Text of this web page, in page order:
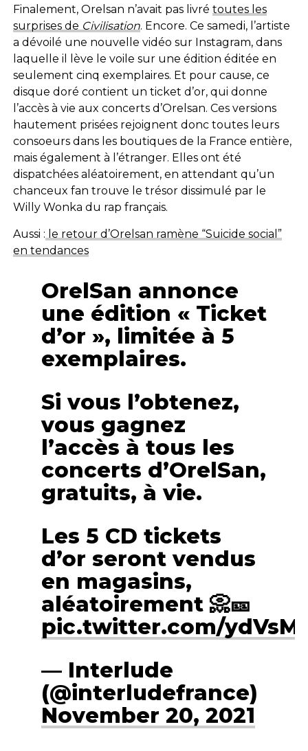
Finalement, Orelsan n’avait pas livré toutes les
surprises de Civilisation. Encore. Ce samedi, l’artiste
a dévoilé une nouvelle vidéo sur Instagram, dans
laquelle il lève le voile sur une édition éditée en
seulement cinq exemplaires. Et pour cause, ce
disque doré contient un ticket d’or, qui donne
l’accès à vie aux concerts d’Orelsan. Ces versions
hautement prisées rejoignent donc toutes leurs
consoeurs dans les boutiques de la France entière,
mais également à l’étranger. Elles ont été
dispatchées aléatoirement, en attendant qu’un
chanceux fan trouve le trésor dissimulé par le
Willy Wonka du rap français.
Aussi : le retour d’Orelsan ramène “Suicide social”
en tendances
OrelSan annonce
une édition « Ticket
d’or », limitée à 5
exemplaires.
Si vous l’obtenez,
vous gagnez
l’accès à tous les
concerts d’OrelSan,
gratuits, à vie.
Les 5 CD tickets
d’or seront vendus
en magasins,
aléatoirement 📀🎫
pic.twitter.com/
— Interlude
(@interludefrance)
November 20, 2021